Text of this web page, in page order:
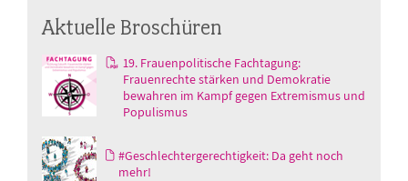
Aktuelle Broschüren
19. Frauenpolitische Fachtagung:
Frauenrechte stärken und Demokratie
bewahren im Kampf gegen Extremismus und
Populismus
#Geschlechtergerechtigkeit: Da geht noch
mehr!